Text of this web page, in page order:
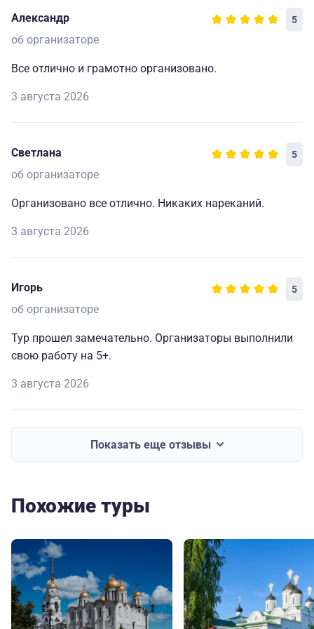
Александр 5
об организаторе
Все отлично и грамотно организовано.
3 августа 2026
Светлана 5
об организаторе
Организовано все отлично. Никаких нареканий.
3 августа 2026
Игорь 5
об организаторе
Тур прошел замечательно. Организаторы выполнили
свою работу на 5+.
3 августа 2026
Показать еще отзывы
Похожие туры